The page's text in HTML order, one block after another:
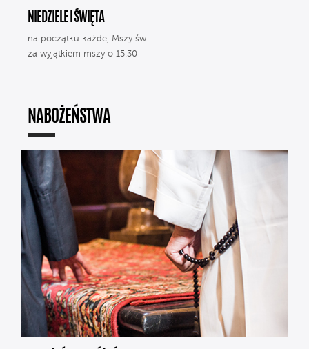
NIEDZIELE I ŚWIĘTA
na początku każdej Mszy św.
za wyjątkiem mszy o 15.30
NABOŻEŃSTWA